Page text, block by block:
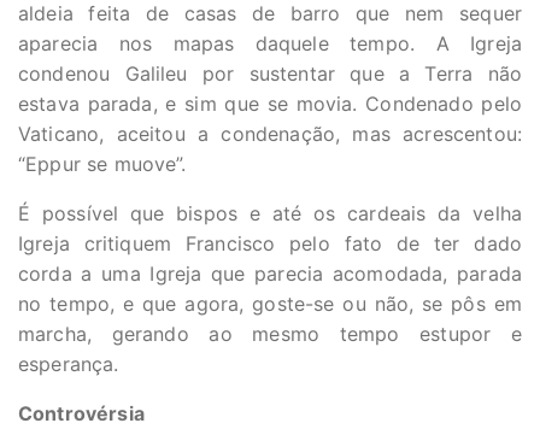
aldeia feita de casas de barro que nem sequer
aparecia nos mapas daquele tempo. A Igreja
condenou Galileu por sustentar que a Terra não
estava parada, e sim que se movia. Condenado pelo
Vaticano, aceitou a condenação, mas acrescentou:
“Eppur se muove”.
É possível que bispos e até os cardeais da velha
Igreja critiquem Francisco pelo fato de ter dado
corda a uma Igreja que parecia acomodada, parada
no tempo, e que agora, goste-se ou não, se pôs em
marcha, gerando ao mesmo tempo estupor e
esperança.
Controvérsia